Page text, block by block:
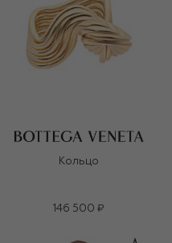
Кольцо
146 500 ₽